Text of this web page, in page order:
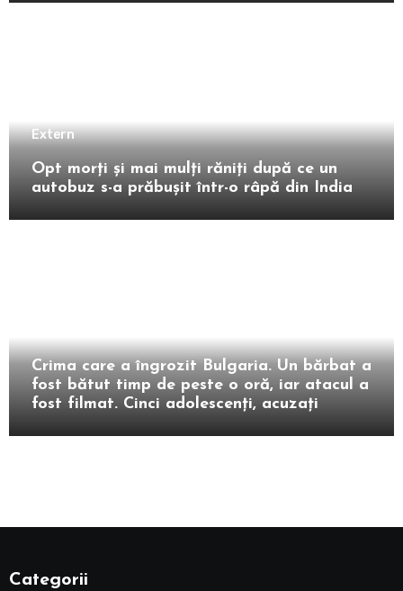
Extern
Opt morți și mai mulți răniți după ce un
autobuz s-a prăbușit într-o râpă din India
Crima care a îngrozit Bulgaria. Un bărbat a
fost bătut timp de peste o oră, iar atacul a
fost filmat. Cinci adolescenți, acuzați
Categorii